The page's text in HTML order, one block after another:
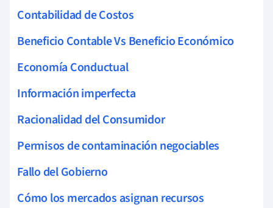
Contabilidad de Costos
Beneficio Contable Vs Beneficio Económico
Economía Conductual
Información imperfecta
Racionalidad del Consumidor
Permisos de contaminación negociables
Fallo del Gobierno
Cómo los mercados asignan recursos